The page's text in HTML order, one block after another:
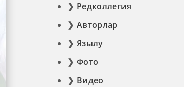
Редколлегия
Авторлар
Язылу
Фото
Видео